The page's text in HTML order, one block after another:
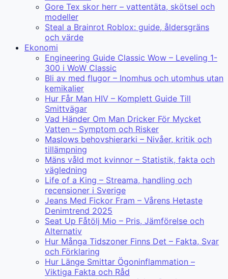
Gore Tex skor herr – vattentäta, skötsel och
modeller
Steal a Brainrot Roblox: guide, åldersgräns
och värde
Ekonomi
Engineering Guide Classic Wow – Leveling 1-
300 i WoW Classic
Bli av med flugor – Inomhus och utomhus utan
kemikalier
Hur Får Man HIV – Komplett Guide Till
Smittvägar
Vad Händer Om Man Dricker För Mycket
Vatten – Symptom och Risker
Maslows behovshierarki – Nivåer, kritik och
tillämpning
Mäns våld mot kvinnor – Statistik, fakta och
vägledning
Life of a King – Streama, handling och
recensioner i Sverige
Jeans Med Fickor Fram – Vårens Hetaste
Denimtrend 2025
Seat Up Fåtölj Mio – Pris, Jämförelse och
Alternativ
Hur Många Tidszoner Finns Det – Fakta, Svar
och Förklaring
Hur Länge Smittar Ögoninflammation –
Viktiga Fakta och Råd